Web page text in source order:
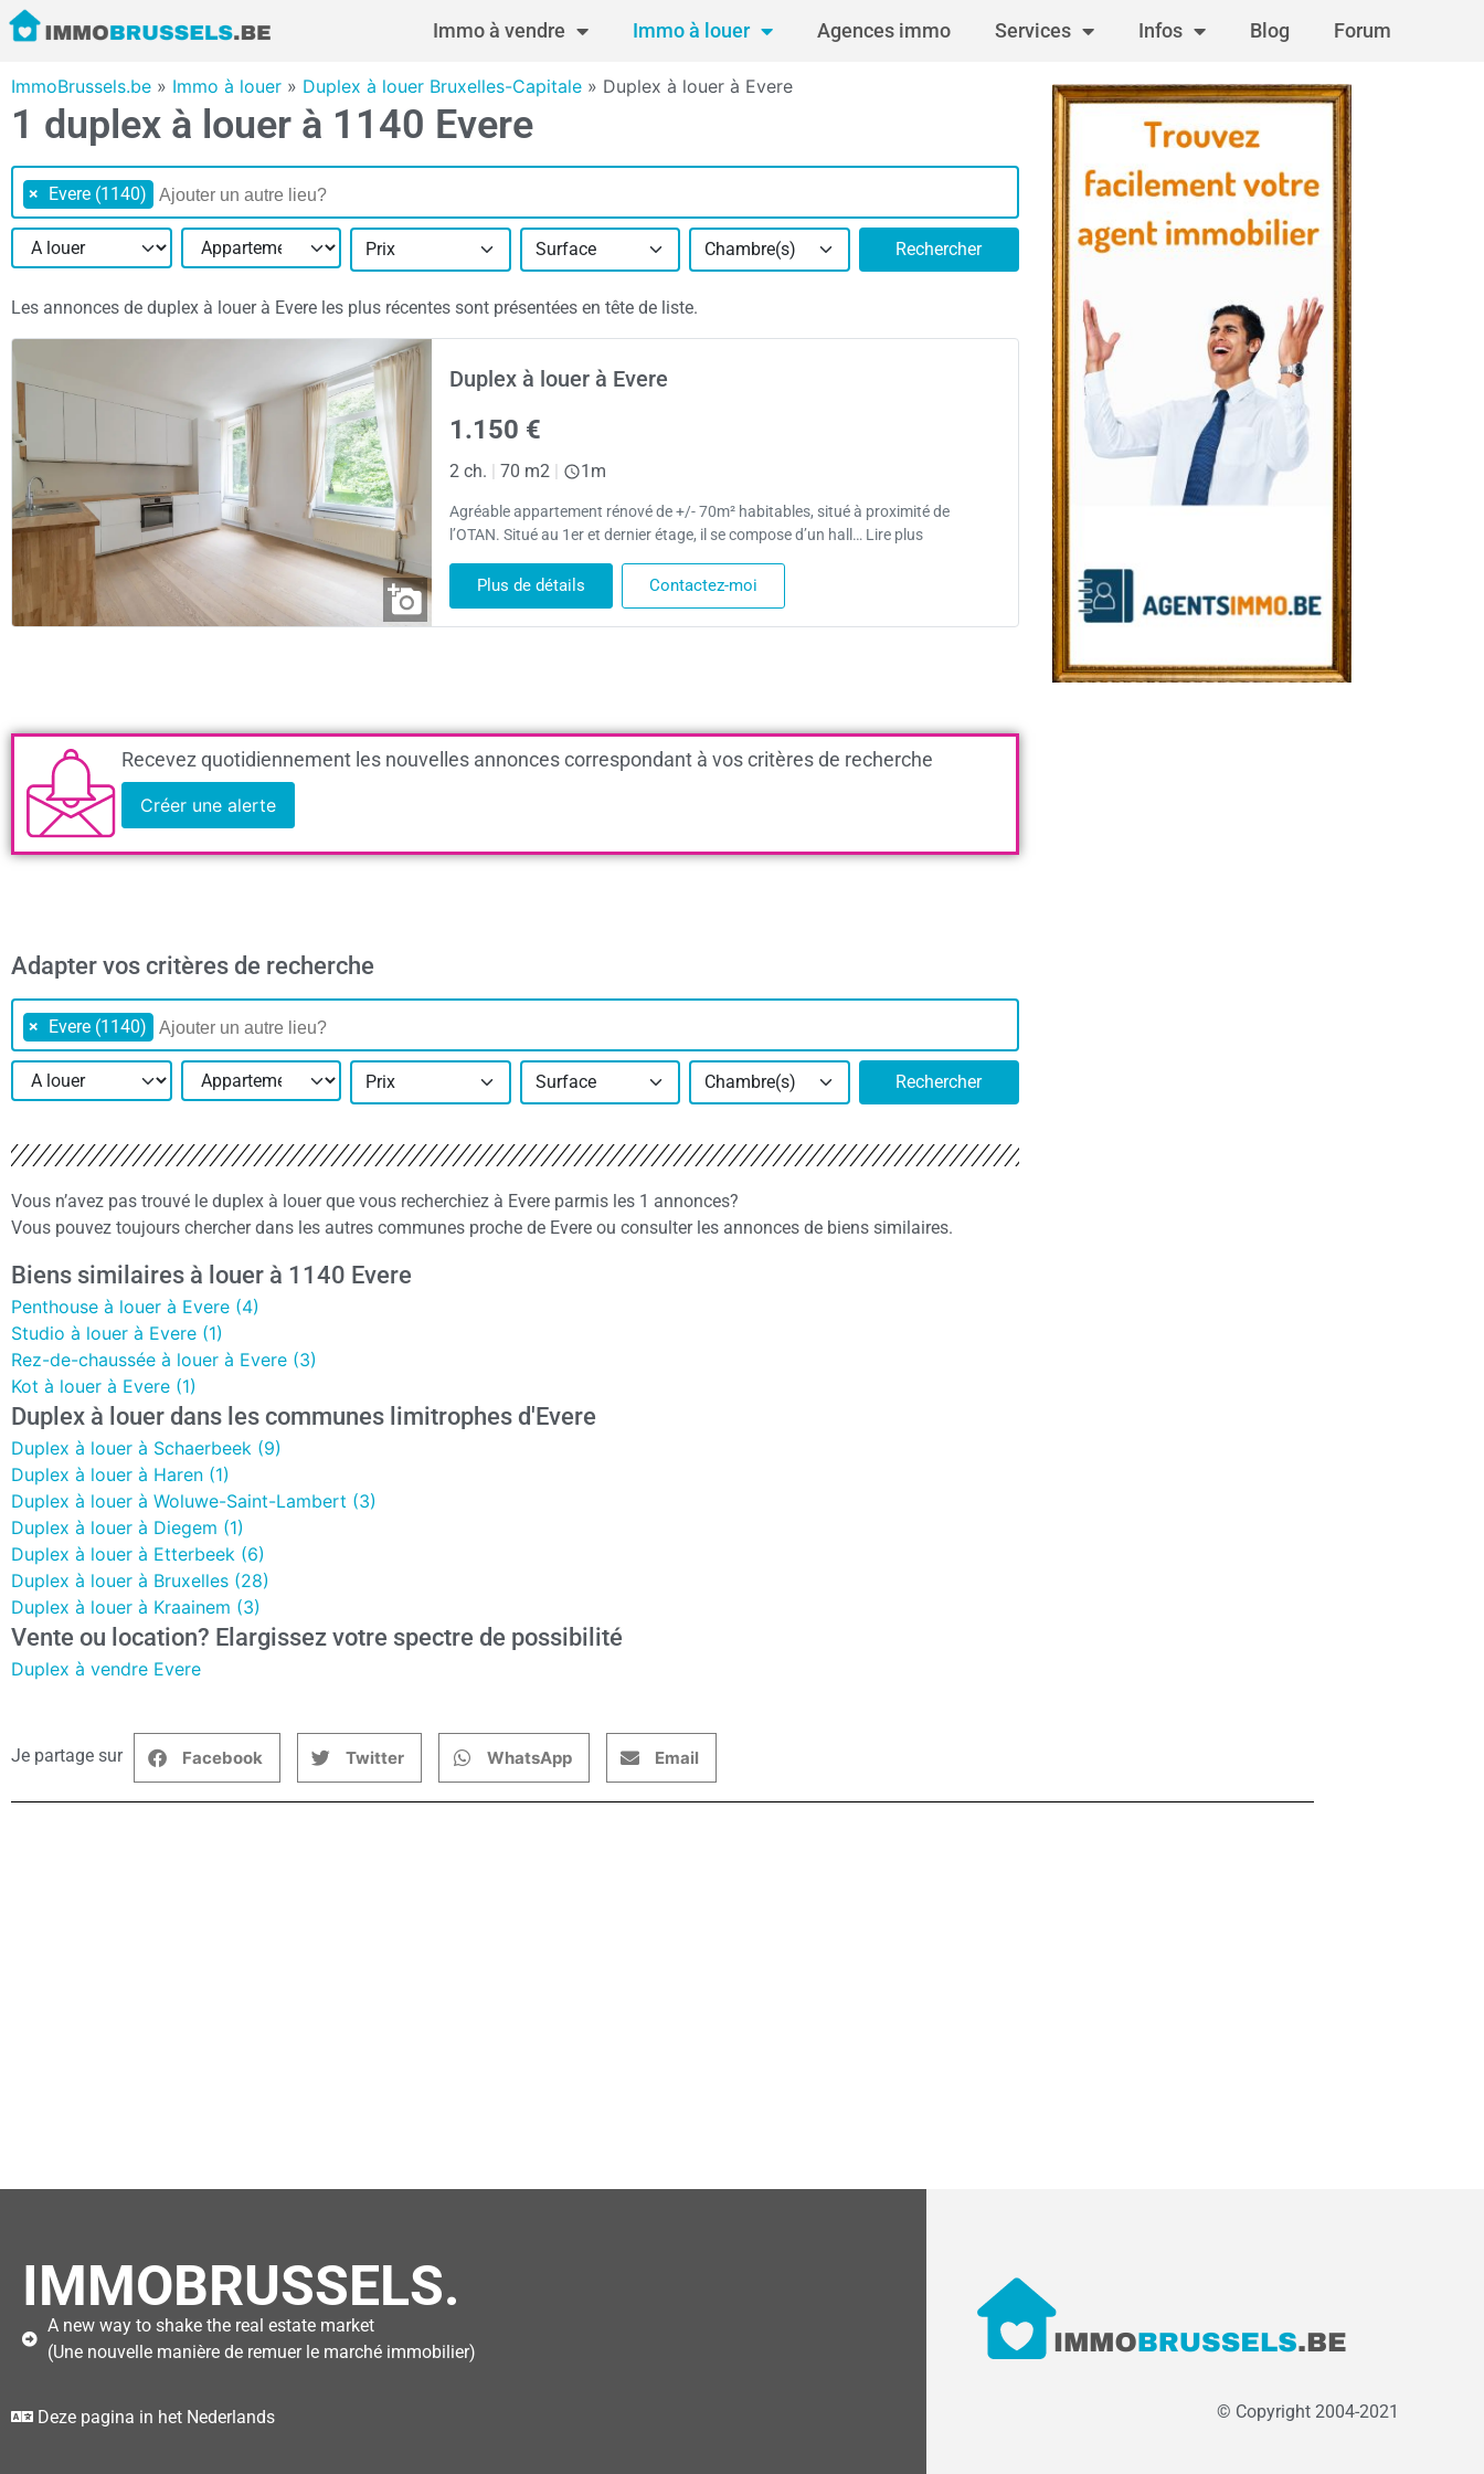
Immo à vendre Immo à louer Agences immo Services Infos Blog Forum
ImmoBrussels.be » Immo à louer » Duplex à louer Bruxelles-Capitale » Duplex à louer à Evere
1 duplex à louer à 1140 Evere
× Evere (1140)
Prix Surface Chambre(s) Rechercher
Les annonces de duplex à louer à Evere les plus récentes sont présentées en tête de liste.
Duplex à louer à Evere
1.150 €
2 ch. | 70 m2 | 1m
Agréable appartement rénové de +/- 70m² habitables, situé à proximité de
l’OTAN. Situé au 1er et dernier étage, il se compose d’un hall… Lire plus
Plus de détails Contactez-moi
Recevez quotidiennement les nouvelles annonces correspondant à vos critères de recherche
Créer une alerte
Adapter vos critères de recherche
× Evere (1140)
Prix Surface Chambre(s) Rechercher
Vous n’avez pas trouvé le duplex à louer que vous recherchiez à Evere parmis les 1 annonces?
Vous pouvez toujours chercher dans les autres communes proche de Evere ou consulter les annonces de biens similaires.
Biens similaires à louer à 1140 Evere
Penthouse à louer à Evere (4)
Studio à louer à Evere (1)
Rez-de-chaussée à louer à Evere (3)
Kot à louer à Evere (1)
Duplex à louer dans les communes limitrophes d'Evere
Duplex à louer à Schaerbeek (9)
Duplex à louer à Haren (1)
Duplex à louer à Woluwe-Saint-Lambert (3)
Duplex à louer à Diegem (1)
Duplex à louer à Etterbeek (6)
Duplex à louer à Bruxelles (28)
Duplex à louer à Kraainem (3)
Vente ou location? Elargissez votre spectre de possibilité
Duplex à vendre Evere
Je partage sur Facebook Twitter WhatsApp Email
IMMOBRUSSELS.
A new way to shake the real estate market
(Une nouvelle manière de remuer le marché immobilier)
Deze pagina in het Nederlands © Copyright 2004-2021